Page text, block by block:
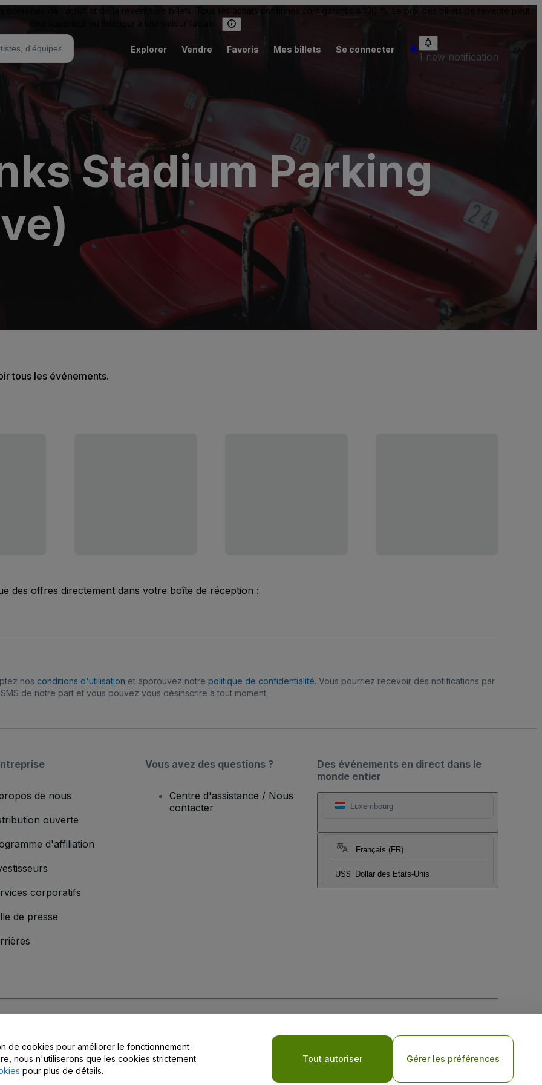
domaines de l’achat et de la revente de billets. Tous les achats confirmés sont garantis à 100 %
. Le prix des billets de revente peut
être supérieur ou inférieur à leur valeur faciale.
Explorer Vendre Favoris Mes billets Se connecter
1 new notification
Stadium Parking
tous les événements.
des offres directement dans votre boîte de réception :
nos conditions d'utilisation et approuvez notre politique de confidentialité. Vous pourriez recevoir des notifications par
SMS de notre part et vous pouvez vous désinscrire à tout moment.
Des événements en direct dans le
monde entier
Luxembourg
Français (FR)
US$ Dollar des Etats-Unis
de nous
ouverte
d'affiliation
corporatifs
de presse
Vous avez des questions ?
Centre d'assistance / Nous
contacter
Politique de confidentialité pour les appareils mobiles
de confidentialité
de cookies pour améliorer le fonctionnement
nous n'utiliserons que les cookies strictement
pour plus de détails.
Tout autoriser Gérer les préférences